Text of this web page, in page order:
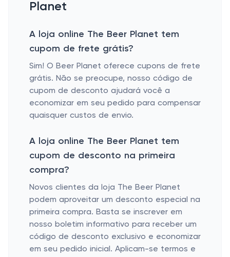
Planet
A loja online The Beer Planet tem
cupom de frete grátis?
Sim! O Beer Planet oferece cupons de frete
grátis. Não se preocupe, nosso código de
cupom de desconto ajudará você a
economizar em seu pedido para compensar
quaisquer custos de envio.
A loja online The Beer Planet tem
cupom de desconto na primeira
compra?
Novos clientes da loja The Beer Planet
podem aproveitar um desconto especial na
primeira compra. Basta se inscrever em
nosso boletim informativo para receber um
código de desconto exclusivo e economizar
em seu pedido inicial. Aplicam-se termos e